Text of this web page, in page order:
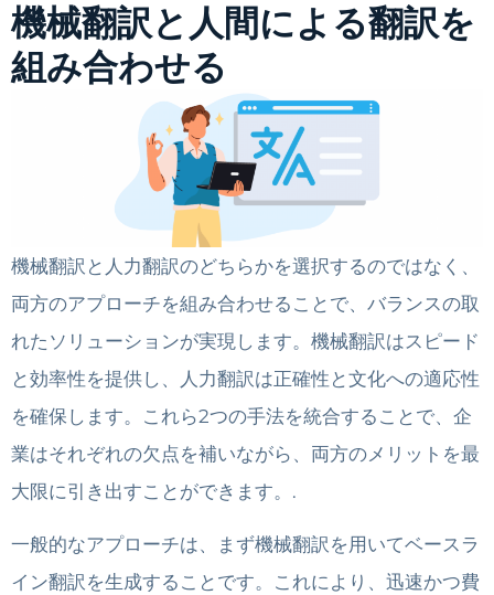
機械翻訳と人間による翻訳を
組み合わせる
機械翻訳と人力翻訳のどちらかを選択するのではなく、
両方のアプローチを組み合わせることで、バランスの取
れたソリューションが実現します。機械翻訳はスピード
と効率性を提供し、人力翻訳は正確性と文化への適応性
を確保します。これら2つの手法を統合することで、企
業はそれぞれの欠点を補いながら、両方のメリットを最
大限に引き出すことができます。.
一般的なアプローチは、まず機械翻訳を用いてベースラ
イン翻訳を生成することです。これにより、迅速かつ費